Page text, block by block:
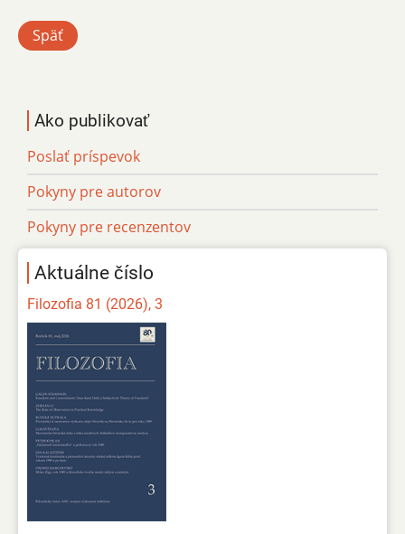
Späť
Ako publikovať
Poslať príspevok
Pokyny pre autorov
Pokyny pre recenzentov
Aktuálne číslo
Filozofia 81 (2026), 3